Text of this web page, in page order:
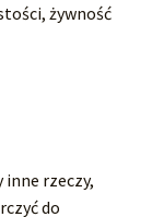
żywność
inne rzeczy,
do